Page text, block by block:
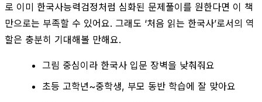
로 이미 한국사능력검정처럼 심화된 문제풀이를 원한다면 이 책
만으로는 부족할 수 있어요. 그래도 ‘처음 읽는 한국사’로서의 역
할은 충분히 기대해볼 만해요.
그림 중심이라 한국사 입문 장벽을 낮춰줘요
초등 고학년~중학생, 부모 동반 학습에 잘 맞아요